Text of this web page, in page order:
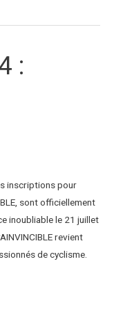
:
inscriptions pour
sont officiellement
inoubliable le 21 juillet
revient
de cyclisme.